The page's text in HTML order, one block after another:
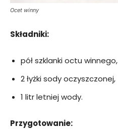
Ocet winny
Składniki:
pół szklanki octu winnego,
2 łyżki sody oczyszczonej,
1 litr letniej wody.
Przygotowanie: